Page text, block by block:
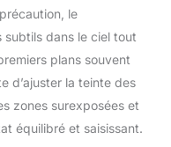
le
dans le ciel tout
plans souvent
d’ajuster la teinte des
zones surexposées et
équilibré et saisissant.